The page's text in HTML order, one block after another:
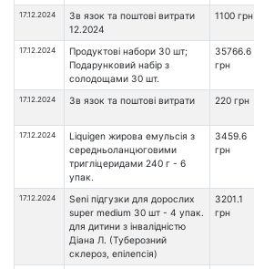
17.12.2024
Зв язок та поштові витрати
12.2024
1100 грн
17.12.2024
Продуктові набори 30 шт;
Подарунковий набір з
солодощами 30 шт.
35766.6
грн
17.12.2024 Зв язок та поштові витрати 220 грн
17.12.2024
Liquigen жирова емульсія з
середньоланцюговими
тригліцеридами 240 г - 6
упак.
3459.6
грн
17.12.2024
Seni підгузки для дорослих
super medium 30 шт - 4 упак.
для дитини з інвалідністю
Діана Л. (Туберозний
склероз, епілепсія)
3201.1
грн